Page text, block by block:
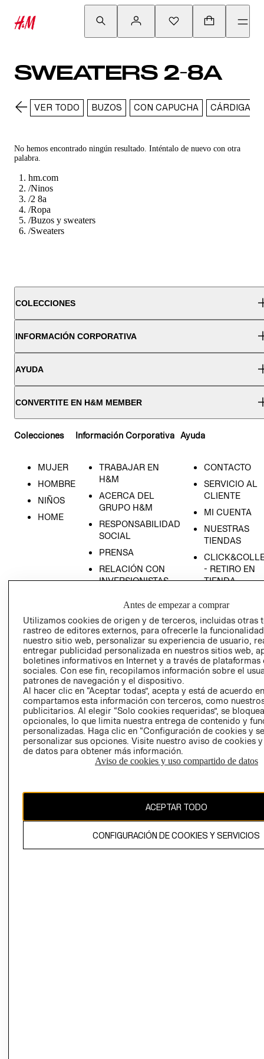
SWEATERS 2-8A
VER TODO BUZOS CON CAPUCHA CÁRDIGANS
No hemos encontrado ningún resultado. Inténtalo de nuevo con otra
palabra.
hm.com
/Ninos
/2 8a
/Ropa
/Buzos y sweaters
/Sweaters
COLECCIONES
INFORMACIÓN CORPORATIVA
AYUDA
CONVERTITE EN H&M MEMBER
Colecciones
MUJER
HOMBRE
NIÑOS
HOME
Información Corporativa
TRABAJAR EN
H&M
ACERCA DEL
GRUPO H&M
RESPONSABILIDAD
SOCIAL
PRENSA
RELACIÓN CON
INVERSIONISTAS
EMPRESARIAL
Ayuda
CONTACTO
SERVICIO AL
CLIENTE
MI CUENTA
NUESTRAS
TIENDAS
- RETIRO EN
TIENDA
CONDICIONES
AVISO DE
PRIVACIDAD
GIFT CARD
AVISO DE
El contenido de esta página web está protegido por copyright y es
propiedad de H&M Hennes & Mauritz AB.
Antes de empezar a comprar
Utilizamos cookies de origen y de terceros, incluidas otras
rastreo de editores externos, para ofrecerle la
nuestro sitio web, personalizar su experiencia de usuario,
entregar publicidad personalizada en nuestros sitios web,
boletines informativos en Internet y a través de plataformas
sociales. Con ese fin, recopilamos información sobre el
patrones de navegación y el dispositivo.
Al hacer clic en “Aceptar todas”, acepta y está de acuerdo
compartamos esta información con terceros, como
publicitarios. Al elegir “Solo cookies requeridas”, se
opcionales, lo que limita nuestra entrega de contenido y
personalizadas. Haga clic en “Configuración de cookies y
personalizar sus opciones. Visite nuestro aviso de cookies
de datos para obtener más información.
Aviso de cookies y uso compartido de datos
ACEPTAR TODO
CONFIGURACIÓN DE COOKIES Y SERVICIOS